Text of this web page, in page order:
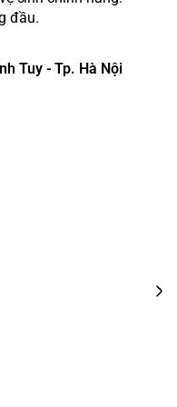
tích hợp thêm cảm
đều góp phần tiết
được nhiệt độ bên
độ phù hợp bên
đầu.
Tuy - Tp. Hà Nội